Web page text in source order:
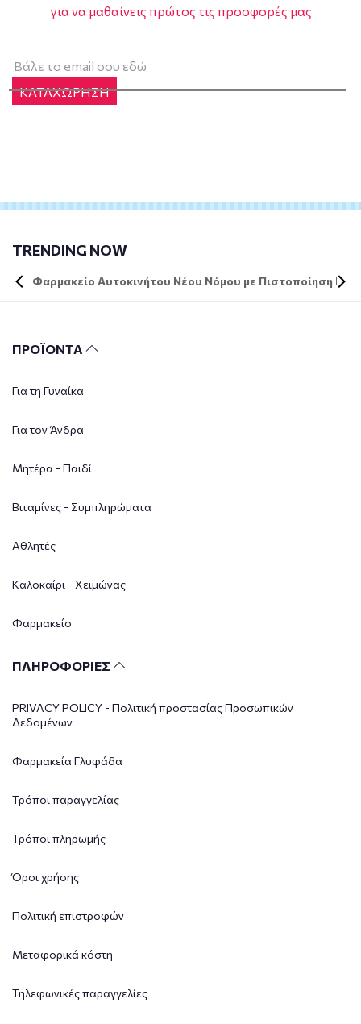
για να μαθαίνεις πρώτος τις προσφορές μας
ΚΑΤΑΧΩΡΗΣΗ
TRENDING NOW
Φαρμακείο Αυτοκινήτου Νέου Νόμου με Πιστοποίηση DIN
ΠΡΟΪΟΝΤΑ
Για τη Γυναίκα
Για τον Άνδρα
Μητέρα - Παιδί
Βιταμίνες - Συμπληρώματα
Αθλητές
Καλοκαίρι - Χειμώνας
Φαρμακείο
ΠΛΗΡΟΦΟΡΙΕΣ
PRIVACY POLICY - Πολιτική προστασίας Προσωπικών
Δεδομένων
Φαρμακεία Γλυφάδα
Τρόποι παραγγελίας
Τρόποι πληρωμής
Όροι χρήσης
Πολιτική επιστροφών
Μεταφορικά κόστη
Τηλεφωνικές παραγγελίες